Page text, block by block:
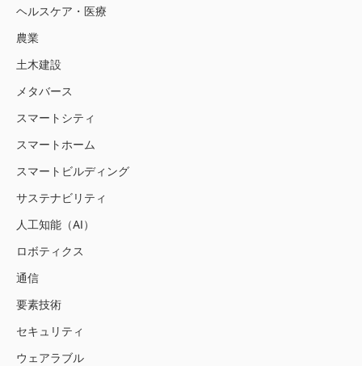
ヘルスケア・医療
農業
土木建設
メタバース
スマートシティ
スマートホーム
スマートビルディング
サステナビリティ
人工知能（AI）
ロボティクス
通信
要素技術
セキュリティ
ウェアラブル